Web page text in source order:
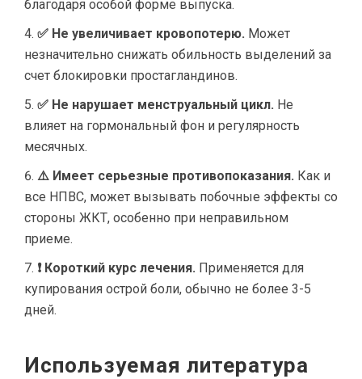
благодаря особой форме выпуска.
✅ Не увеличивает кровопотерю. Может
незначительно снижать обильность выделений за
счет блокировки простагландинов.
✅ Не нарушает менструальный цикл. Не
влияет на гормональный фон и регулярность
месячных.
⚠️ Имеет серьезные противопоказания. Как и
все НПВС, может вызывать побочные эффекты со
стороны ЖКТ, особенно при неправильном
приеме.
❗ Короткий курс лечения. Применяется для
купирования острой боли, обычно не более 3-5
дней.
Используемая литература